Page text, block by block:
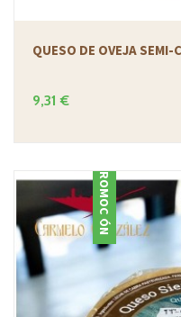
QUESO DE OVEJA SEMI-
9,31 €
PROMOCIÓN